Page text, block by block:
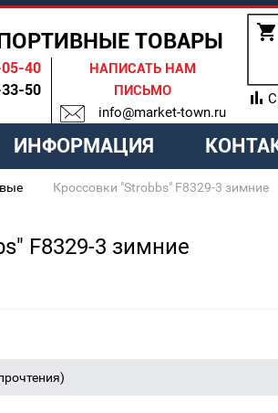
ТОВАРЫ
40
50
НАПИСАТЬ НАМ
ПИСЬМО
info@market-town.ru
ИНФОРМАЦИЯ
Кроссовки "Strobbs" F8329-3 зимние
F8329-3 зимние